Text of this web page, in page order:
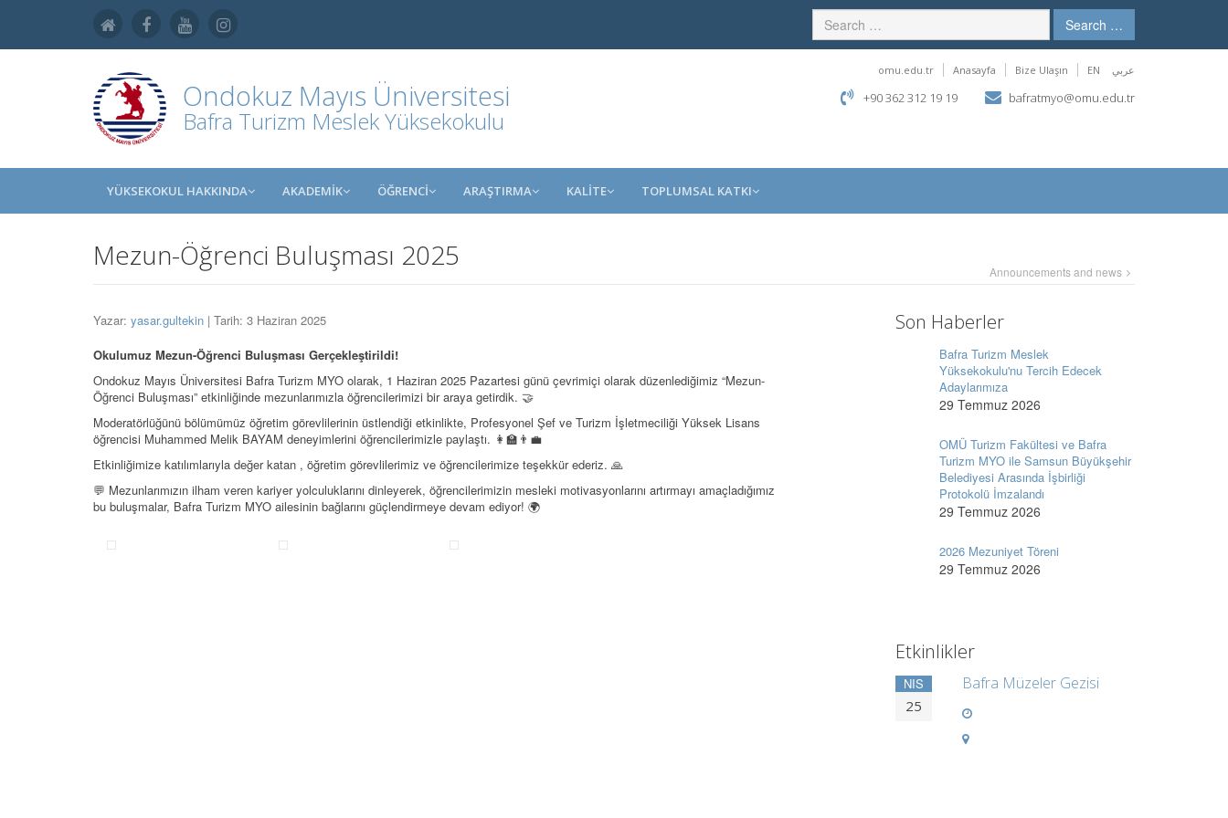
Search …
Ondokuz Mayıs Üniversitesi
Bafra Turizm Meslek Yüksekokulu
omu.edu.tr Anasayfa Bize Ulaşın EN عربي
+90 362 312 19 19 bafratmyo@omu.edu.tr
YÜKSEKOKUL HAKKINDA AKADEMİK ÖĞRENCİ ARAŞTIRMA KALİTE TOPLUMSAL KATKI
Mezun-Öğrenci Buluşması 2025 Announcements and news
Yazar: yasar.gultekin | Tarih: 3 Haziran 2025
Okulumuz Mezun-Öğrenci Buluşması Gerçekleştirildi!
Ondokuz Mayıs Üniversitesi Bafra Turizm MYO olarak, 1 Haziran 2025 Pazartesi günü çevrimiçi olarak düzenlediğimiz “Mezun-
Öğrenci Buluşması” etkinliğinde mezunlarımızla öğrencilerimizi bir araya getirdik. 🤝
Moderatörlüğünü bölümümüz öğretim görevlilerinin üstlendiği etkinlikte, Profesyonel Şef ve Turizm İşletmeciliği Yüksek Lisans
öğrencisi Muhammed Melik BAYAM deneyimlerini öğrencilerimizle paylaştı. 👩‍🏫👨‍💼
Etkinliğimize katılımlarıyla değer katan , öğretim görevlilerimiz ve öğrencilerimize teşekkür ederiz. 🙏
💬 Mezunlarımızın ilham veren kariyer yolculuklarını dinleyerek, öğrencilerimizin mesleki motivasyonlarını artırmayı amaçladığımız
bu buluşmalar, Bafra Turizm MYO ailesinin bağlarını güçlendirmeye devam ediyor! 🌍
Son Haberler
Bafra Turizm Meslek
Yüksekokulu'nu Tercih Edecek
Adaylarımıza
29 Temmuz 2026
OMÜ Turizm Fakültesi ve Bafra
Turizm MYO ile Samsun Büyükşehir
Belediyesi Arasında İşbirliği
Protokolü İmzalandı
29 Temmuz 2026
2026 Mezuniyet Töreni
29 Temmuz 2026
Etkinlikler
NIS
25
Bafra Müzeler Gezisi